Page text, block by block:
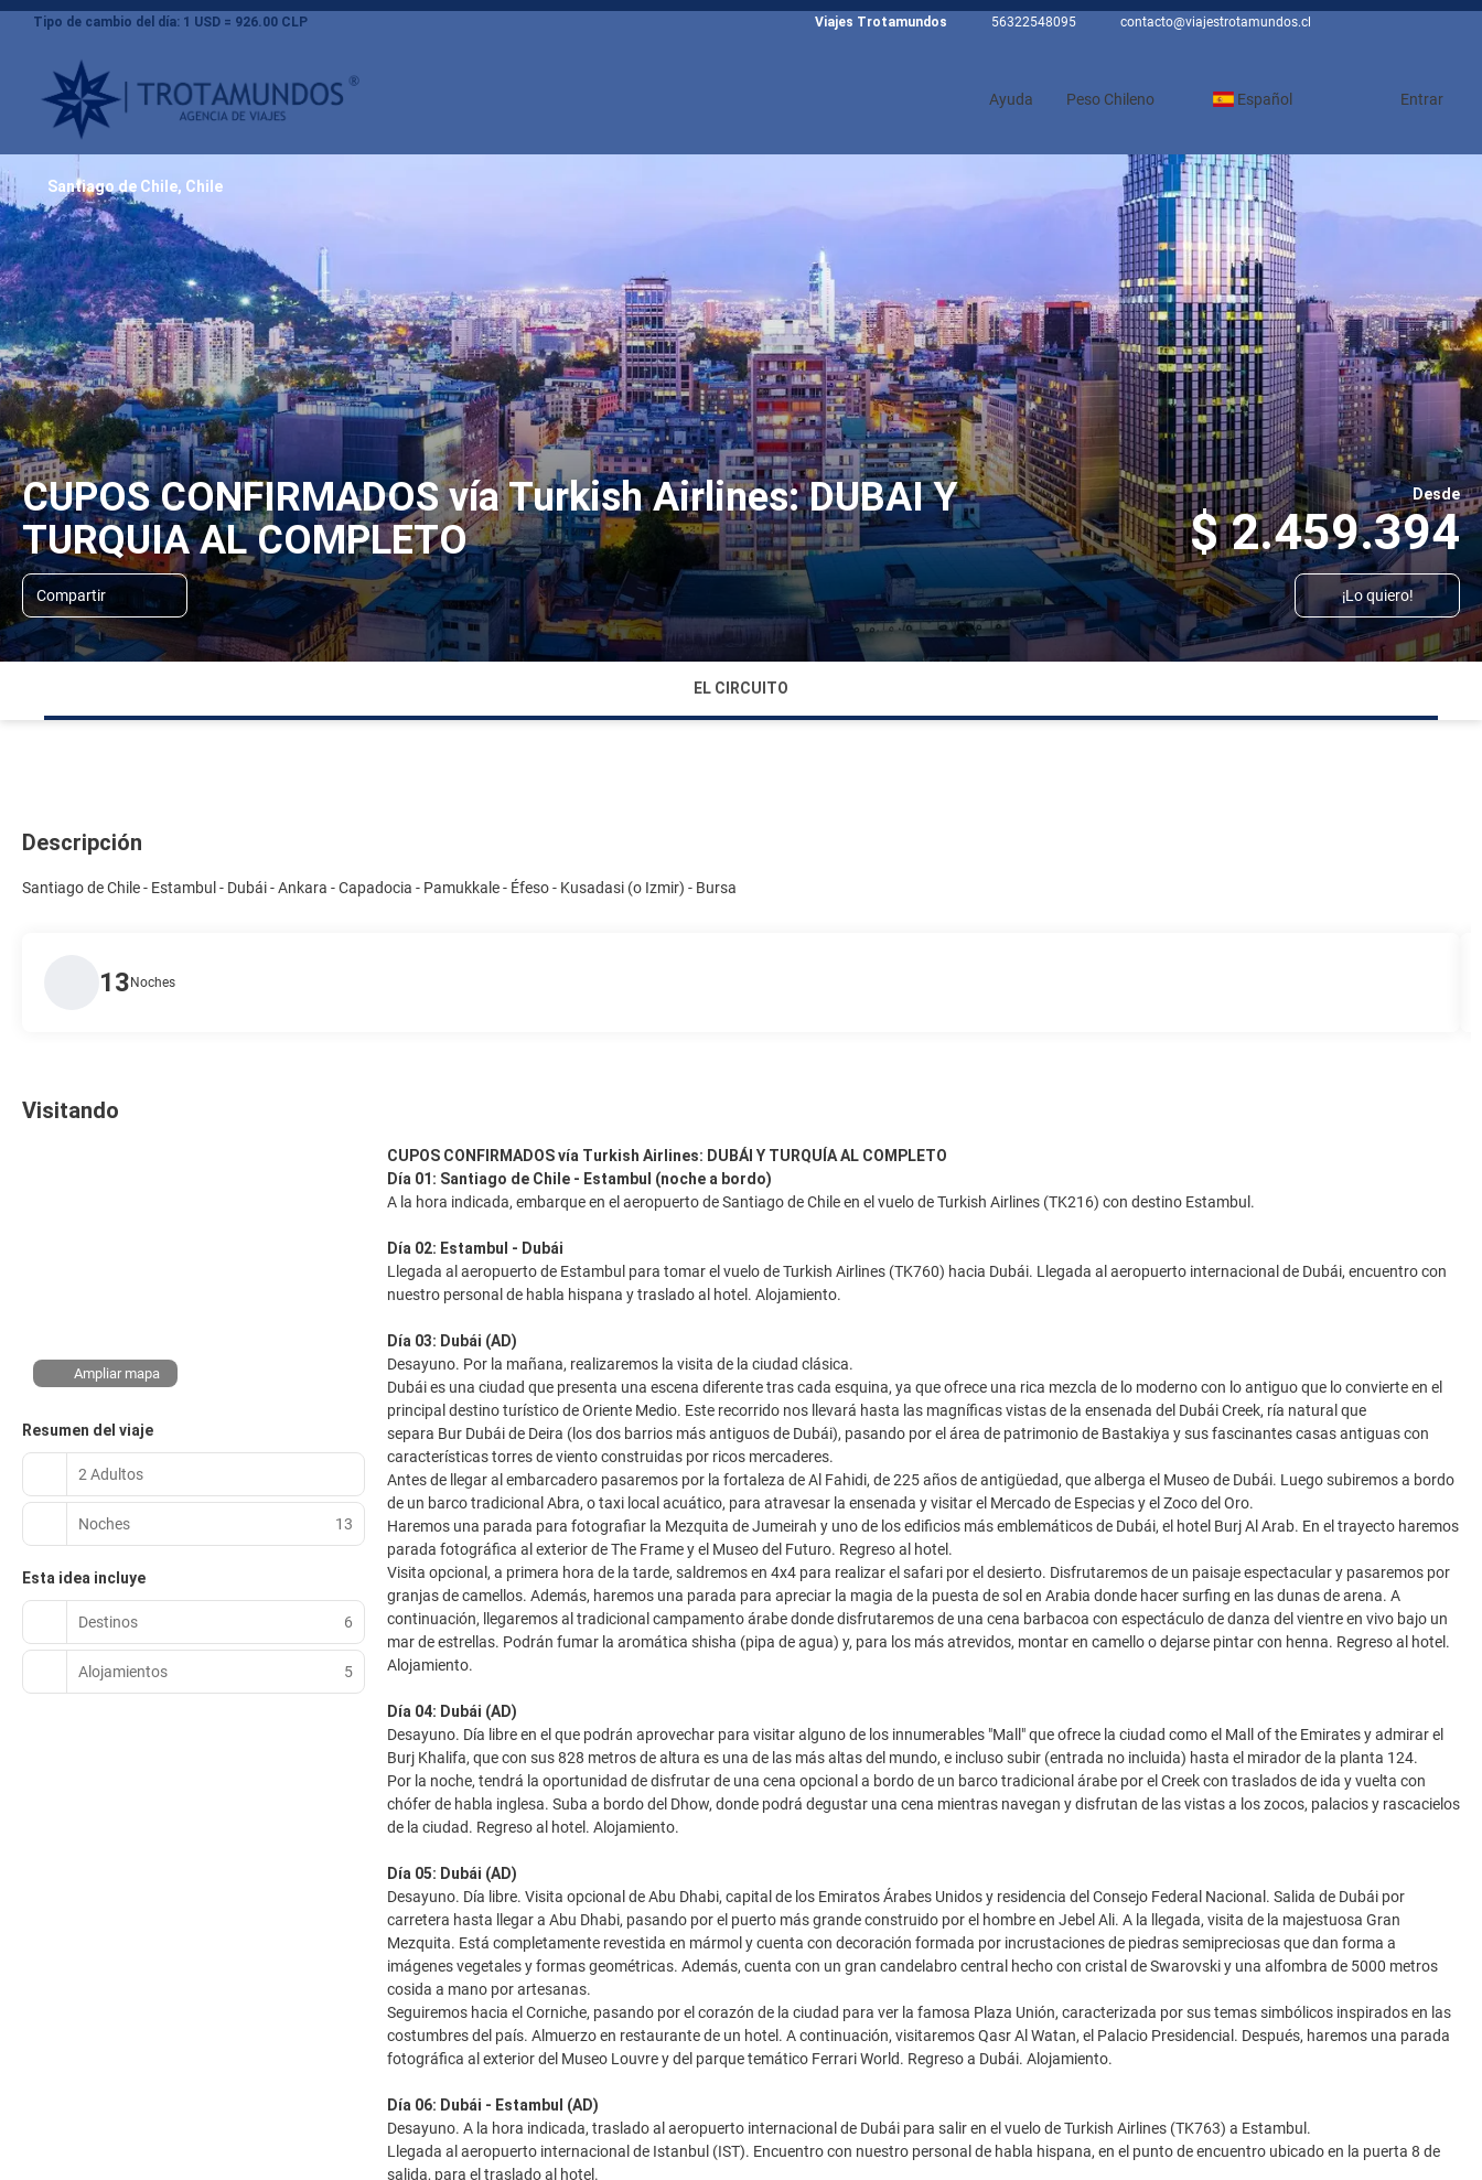
Tipo de cambio del día: 1 USD = 926.00 CLP Viajes Trotamundos 56322548095 contacto@viajestrotamundos.cl
Ayuda Peso Chileno Español Entrar
CUPOS CONFIRMADOS vía Turkish Airlines: DUBAI Y
TURQUIA AL COMPLETO
Desde
$ 2.459.394
Compartir ¡Lo quiero!
Santiago de Chile, Chile
EL CIRCUITO
Descripción
Santiago de Chile - Estambul - Dubái - Ankara - Capadocia - Pamukkale - Éfeso - Kusadasi (o Izmir) - Bursa
13 Noches
Visitando
Ampliar mapa
Resumen del viaje
2 Adultos
Noches 13
Esta idea incluye
Destinos 6
Alojamientos 5
CUPOS CONFIRMADOS vía Turkish Airlines: DUBÁI Y TURQUÍA AL COMPLETO
Día 01: Santiago de Chile - Estambul (noche a bordo)
A la hora indicada, embarque en el aeropuerto de Santiago de Chile en el vuelo de Turkish Airlines (TK216) con destino Estambul.
Día 02: Estambul - Dubái
Llegada al aeropuerto de Estambul para tomar el vuelo de Turkish Airlines (TK760) hacia Dubái. Llegada al aeropuerto internacional de Dubái, encuentro con
nuestro personal de habla hispana y traslado al hotel. Alojamiento.
Día 03: Dubái (AD)
Desayuno. Por la mañana, realizaremos la visita de la ciudad clásica.
Dubái es una ciudad que presenta una escena diferente tras cada esquina, ya que ofrece una rica mezcla de lo moderno con lo antiguo que lo convierte en el
principal destino turístico de Oriente Medio. Este recorrido nos llevará hasta las magníficas vistas de la ensenada del Dubái Creek, ría natural que
separa Bur Dubái de Deira (los dos barrios más antiguos de Dubái), pasando por el área de patrimonio de Bastakiya y sus fascinantes casas antiguas con
características torres de viento construidas por ricos mercaderes.
Antes de llegar al embarcadero pasaremos por la fortaleza de Al Fahidi, de 225 años de antigüedad, que alberga el Museo de Dubái. Luego subiremos a bordo
de un barco tradicional Abra, o taxi local acuático, para atravesar la ensenada y visitar el Mercado de Especias y el Zoco del Oro.
Haremos una parada para fotografiar la Mezquita de Jumeirah y uno de los edificios más emblemáticos de Dubái, el hotel Burj Al Arab. En el trayecto haremos
parada fotográfica al exterior de The Frame y el Museo del Futuro. Regreso al hotel.
Visita opcional, a primera hora de la tarde, saldremos en 4x4 para realizar el safari por el desierto. Disfrutaremos de un paisaje espectacular y pasaremos por
granjas de camellos. Además, haremos una parada para apreciar la magia de la puesta de sol en Arabia donde hacer surfing en las dunas de arena. A
continuación, llegaremos al tradicional campamento árabe donde disfrutaremos de una cena barbacoa con espectáculo de danza del vientre en vivo bajo un
mar de estrellas. Podrán fumar la aromática shisha (pipa de agua) y, para los más atrevidos, montar en camello o dejarse pintar con henna. Regreso al hotel.
Alojamiento.
Día 04: Dubái (AD)
Desayuno. Día libre en el que podrán aprovechar para visitar alguno de los innumerables "Mall" que ofrece la ciudad como el Mall of the Emirates y admirar el
Burj Khalifa, que con sus 828 metros de altura es una de las más altas del mundo, e incluso subir (entrada no incluida) hasta el mirador de la planta 124.
Por la noche, tendrá la oportunidad de disfrutar de una cena opcional a bordo de un barco tradicional árabe por el Creek con traslados de ida y vuelta con
chófer de habla inglesa. Suba a bordo del Dhow, donde podrá degustar una cena mientras navegan y disfrutan de las vistas a los zocos, palacios y rascacielos
de la ciudad. Regreso al hotel. Alojamiento.
Día 05: Dubái (AD)
Desayuno. Día libre. Visita opcional de Abu Dhabi, capital de los Emiratos Árabes Unidos y residencia del Consejo Federal Nacional. Salida de Dubái por
carretera hasta llegar a Abu Dhabi, pasando por el puerto más grande construido por el hombre en Jebel Ali. A la llegada, visita de la majestuosa Gran
Mezquita. Está completamente revestida en mármol y cuenta con decoración formada por incrustaciones de piedras semipreciosas que dan forma a
imágenes vegetales y formas geométricas. Además, cuenta con un gran candelabro central hecho con cristal de Swarovski y una alfombra de 5000 metros
cosida a mano por artesanas.
Seguiremos hacia el Corniche, pasando por el corazón de la ciudad para ver la famosa Plaza Unión, caracterizada por sus temas simbólicos inspirados en las
costumbres del país. Almuerzo en restaurante de un hotel. A continuación, visitaremos Qasr Al Watan, el Palacio Presidencial. Después, haremos una parada
fotográfica al exterior del Museo Louvre y del parque temático Ferrari World. Regreso a Dubái. Alojamiento.
Día 06: Dubái - Estambul (AD)
Desayuno. A la hora indicada, traslado al aeropuerto internacional de Dubái para salir en el vuelo de Turkish Airlines (TK763) a Estambul.
Llegada al aeropuerto internacional de Istanbul (IST). Encuentro con nuestro personal de habla hispana, en el punto de encuentro ubicado en la puerta 8 de
salida, para el traslado al hotel.